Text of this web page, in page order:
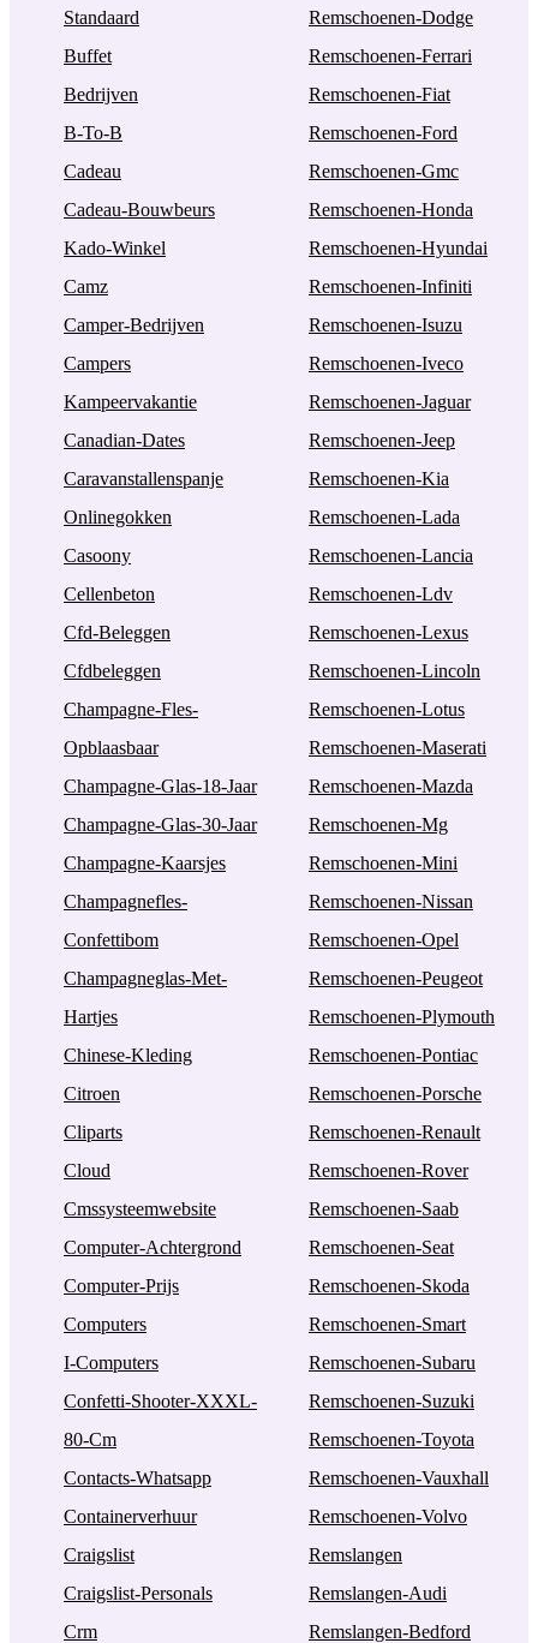
Standaard
Buffet
Bedrijven
B-To-B
Cadeau
Cadeau-Bouwbeurs
Kado-Winkel
Camz
Camper-Bedrijven
Campers
Kampeervakantie
Canadian-Dates
Caravanstallenspanje
Onlinegokken
Casoony
Cellenbeton
Cfd-Beleggen
Cfdbeleggen
Champagne-Fles-
Opblaasbaar
Champagne-Glas-18-Jaar
Champagne-Glas-30-Jaar
Champagne-Kaarsjes
Champagnefles-
Confettibom
Champagneglas-Met-
Hartjes
Chinese-Kleding
Citroen
Cliparts
Cloud
Cmssysteemwebsite
Computer-Achtergrond
Computer-Prijs
Computers
I-Computers
Confetti-Shooter-XXXL-
80-Cm
Contacts-Whatsapp
Containerverhuur
Craigslist
Craigslist-Personals
Crm
Remschoenen-Dodge
Remschoenen-Ferrari
Remschoenen-Fiat
Remschoenen-Ford
Remschoenen-Gmc
Remschoenen-Honda
Remschoenen-Hyundai
Remschoenen-Infiniti
Remschoenen-Isuzu
Remschoenen-Iveco
Remschoenen-Jaguar
Remschoenen-Jeep
Remschoenen-Kia
Remschoenen-Lada
Remschoenen-Lancia
Remschoenen-Ldv
Remschoenen-Lexus
Remschoenen-Lincoln
Remschoenen-Lotus
Remschoenen-Maserati
Remschoenen-Mazda
Remschoenen-Mg
Remschoenen-Mini
Remschoenen-Nissan
Remschoenen-Opel
Remschoenen-Peugeot
Remschoenen-Plymouth
Remschoenen-Pontiac
Remschoenen-Porsche
Remschoenen-Renault
Remschoenen-Rover
Remschoenen-Saab
Remschoenen-Seat
Remschoenen-Skoda
Remschoenen-Smart
Remschoenen-Subaru
Remschoenen-Suzuki
Remschoenen-Toyota
Remschoenen-Vauxhall
Remschoenen-Volvo
Remslangen
Remslangen-Audi
Remslangen-Bedford